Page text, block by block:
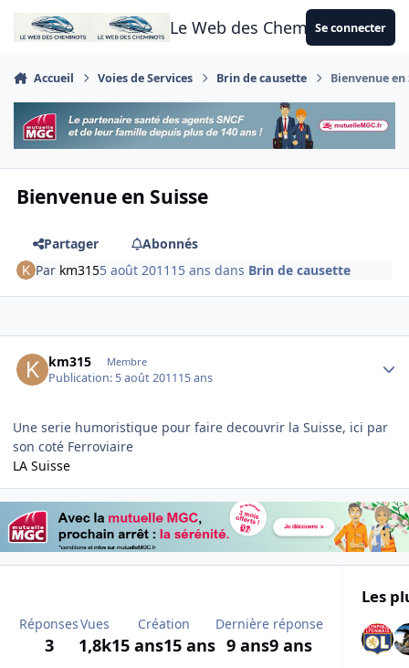
Aller au contenu
Le Web des CheminotsSe connecter
Accueil Voies de Services Brin de causette Bienvenue en
Bienvenue en Suisse
Partager
Abonnés
Par km3155 août 2011 15 ans dans Brin de causette
km315 Membre
Publication: 5 août 201115 ans
Une serie humoristique pour faire decouvrir la Suisse, ici par
son coté Ferroviaire
LA Suisse
Réponses
3
Vues
1,8k
Création
15 ans15 ans
Dernière réponse
9 ans9 ans
Les